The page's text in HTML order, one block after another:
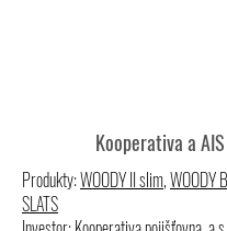
Kooperativa a
Produkty:WOODY IIslim,WOODY
SLATS